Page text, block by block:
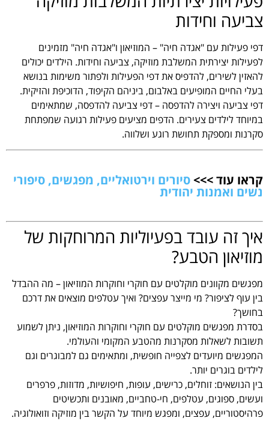
צביעה וחידות
דפי פעילות עם "אגדה חיה" – המוזיאון ו"אגדה חיה" מזמינים
לפעילות יצירתית המשלבת מוזיקה, צביעה וחידות. הילדים יכולים
להאזין לשירים, להדפיס את דפי הפעילות ולפתור משימות בנושא
בעלי החיים המופיעים באלבום, ביניהם הקיפוד, הדוכיפת והזיקית.
דפי צביעה ויצירה להדפסה – דפי צביעה להדפסה, שמתאימים
במיוחד לילדים צעירים. הדפים מציעים פעילות רגועה שמפתחת
סקרנות ומספקת תחושת רוגע ושלווה.
קראו עוד >>>סיורים וירטואליים, מפגשים, סיפורי
נשים ואמנות יהודית
איך זה עובד בפעיוליות המרוחקות של
מוזיאון הטבע?
מפגשים מקוונים מוקלטים עם חוקרי וחוקרות המוזיאון – מה ההבדל
בין עוף לציפור? מי מייצר עפצים? ואיך עטלפים מוצאים את דרכם
בחושך?
בסדרת מפגשים מוקלטים עם חוקרי וחוקרות המוזיאון, ניתן לשמוע
תשובות לשאלות מסקרנות מהטבע המקומי והעולמי.
המפגשים מיועדים לצפייה חופשית, ומתאימים גם למבוגרים וגם
לילדים בוגרים יותר.
בין הנושאים: זוחלים, כרישים, עופות, חיפושיות, מדוזות, פרפרים
ועשים, ספוגים, עטלפים, חי-טחביים, מאובנים ותכשיטים
פרהיסטוריים, עפצים, ומפגש מיוחד על הקשר בין מוזיקה וזואולוגיה.